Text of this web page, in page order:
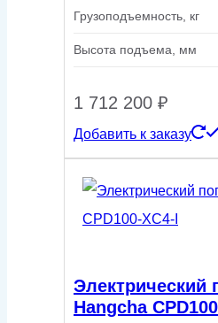
Грузоподъемность, кг
Высота подъема, мм
1 712 200 ₽
Добавить к заказу
Электрический
Hangcha